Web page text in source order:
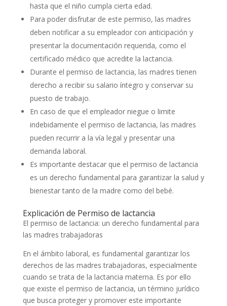
hasta que el niño cumpla cierta edad.
Para poder disfrutar de este permiso, las madres
deben notificar a su empleador con anticipación y
presentar la documentación requerida, como el
certificado médico que acredite la lactancia.
Durante el permiso de lactancia, las madres tienen
derecho a recibir su salario íntegro y conservar su
puesto de trabajo.
En caso de que el empleador niegue o limite
indebidamente el permiso de lactancia, las madres
pueden recurrir a la vía legal y presentar una
demanda laboral.
Es importante destacar que el permiso de lactancia
es un derecho fundamental para garantizar la salud y
bienestar tanto de la madre como del bebé.
Explicación de Permiso de lactancia
El permiso de lactancia: un derecho fundamental para
las madres trabajadoras
En el ámbito laboral, es fundamental garantizar los
derechos de las madres trabajadoras, especialmente
cuando se trata de la lactancia materna. Es por ello
que existe el permiso de lactancia, un término jurídico
que busca proteger y promover este importante